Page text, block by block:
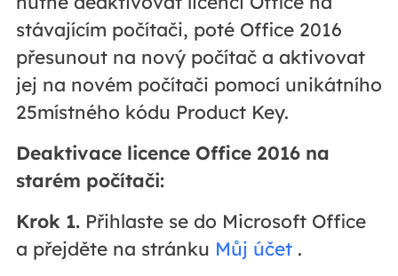
stávajícím počítači, poté Office 2016
přesunout na nový počítač a aktivovat
jej na novém počítači pomocí unikátního
25místného kódu Product Key.
Deaktivace licence Office 2016 na
starém počítači:
Krok 1.Přihlaste se do Microsoft Office
a přejděte na stránku Můj účet.